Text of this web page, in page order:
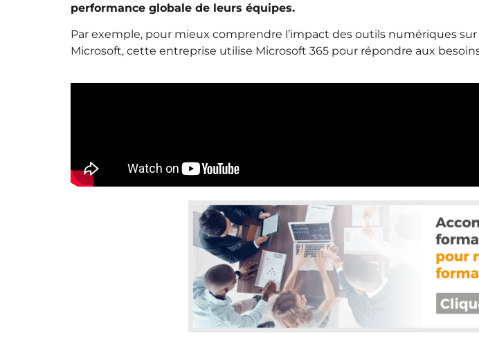
performance globale de leurs équipes.
Par exemple, pour mieux comprendre l’impact des outils numériques
Microsoft, cette entreprise utilise Microsoft 365 pour répondre aux